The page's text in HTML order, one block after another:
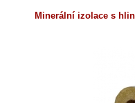
Minerální izolace s